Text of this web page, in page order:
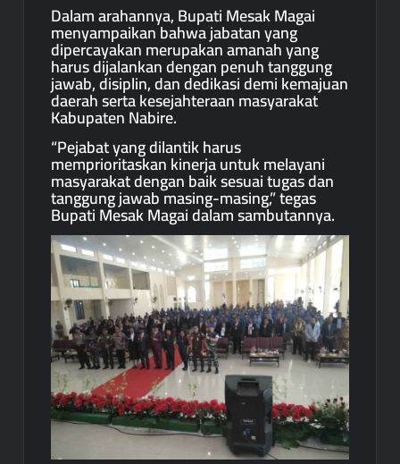
Dalam arahannya, Bupati Mesak Magai
menyampaikan bahwa jabatan yang
dipercayakan merupakan amanah yang
harus dijalankan dengan penuh tanggung
jawab, disiplin, dan dedikasi demi kemajuan
daerah serta kesejahteraan masyarakat
Kabupaten Nabire.
“Pejabat yang dilantik harus
memprioritaskan kinerja untuk melayani
masyarakat dengan baik sesuai tugas dan
tanggung jawab masing-masing,” tegas
Bupati Mesak Magai dalam sambutannya.